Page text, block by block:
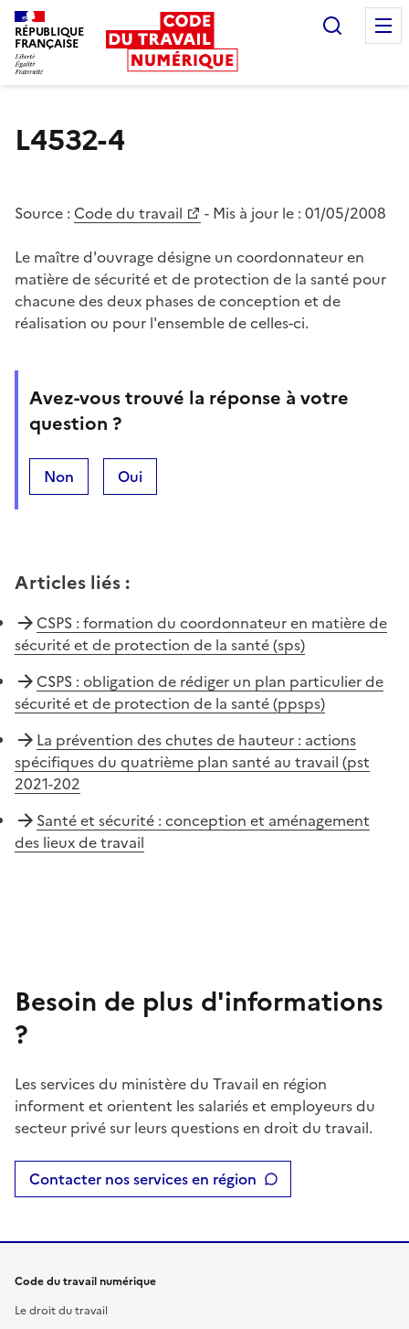
RÉPUBLIQUE
FRANÇAISE
L4532-4
Source : Code du travail - Mis à jour le : 01/05/2008
Le maître d'ouvrage désigne un coordonnateur en
matière de sécurité et de protection de la santé pour
chacune des deux phases de conception et de
réalisation ou pour l'ensemble de celles-ci.
Avez-vous trouvé la réponse à votre
question ?
Non Oui
Articles liés :
CSPS : formation du coordonnateur en matière de
sécurité et de protection de la santé (sps)
CSPS : obligation de rédiger un plan particulier de
sécurité et de protection de la santé (ppsps)
La prévention des chutes de hauteur : actions
spécifiques du quatrième plan santé au travail (pst
2021-202
Santé et sécurité : conception et aménagement
des lieux de travail
Besoin de plus d'informations
?
Les services du ministère du Travail en région
informent et orientent les salariés et employeurs du
secteur privé sur leurs questions en droit du travail.
Contacter nos services en région
Code du travail numérique
Le droit du travail